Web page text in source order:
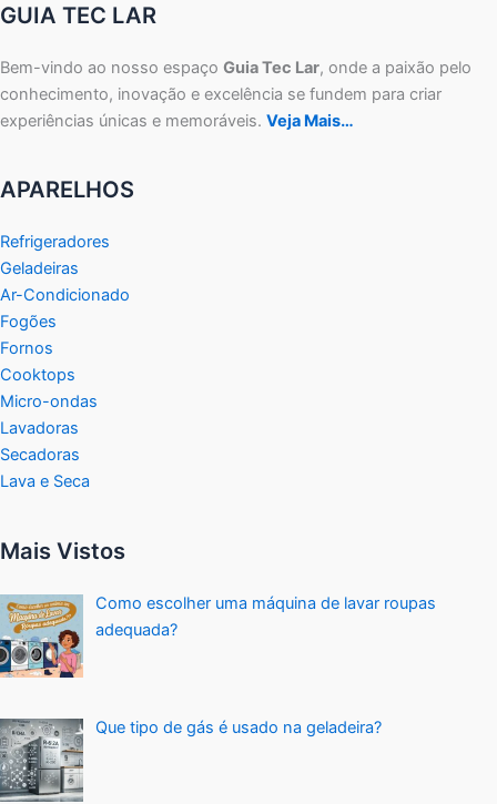
GUIA TEC LAR
Bem-vindo ao nosso espaço Guia Tec Lar, onde a paixão pelo
conhecimento, inovação e excelência se fundem para criar
experiências únicas e memoráveis. Veja Mais…
APARELHOS
Refrigeradores
Geladeiras
Ar-Condicionado
Fogões
Fornos
Cooktops
Micro-ondas
Lavadoras
Secadoras
Lava e Seca
Mais Vistos
Como escolher uma máquina de lavar roupas
adequada?
Que tipo de gás é usado na geladeira?